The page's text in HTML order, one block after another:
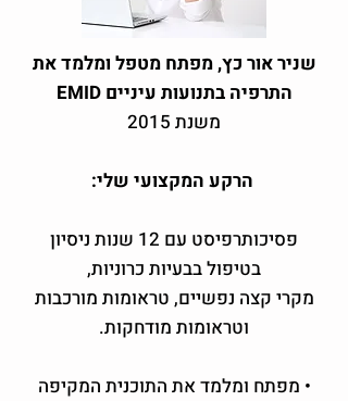
שניר אור כץ, מפתח מטפל ומלמד את
התרפיה בתנועות עיניים EMID
משנת 2015
הרקע המקצועי שלי:
פסיכותרפיסט עם 12 שנות ניסיון
בטיפול בבעיות כרוניות,
מקרי קצה נפשיים, טראומות מורכבות
וטראומות מודחקות.
• מפתח ומלמד את התוכנית המקיפה